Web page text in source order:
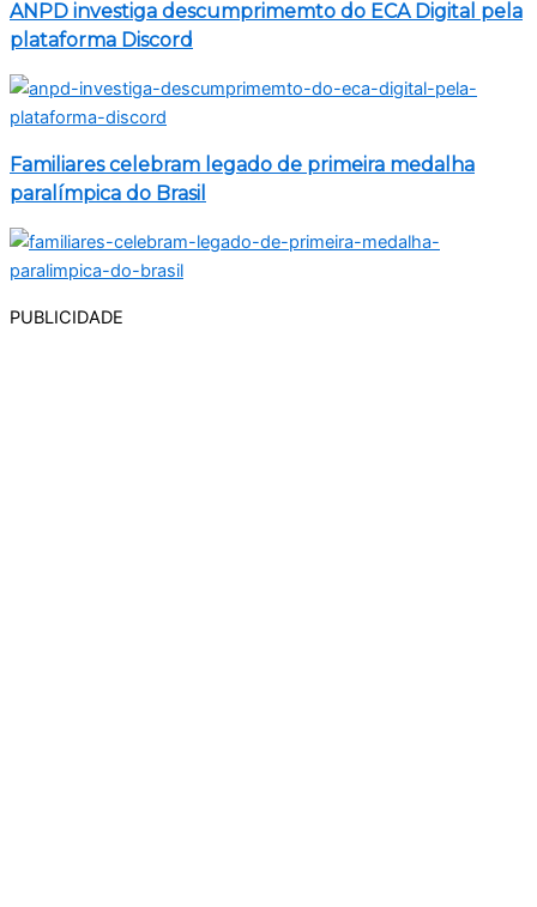
ANPD investiga descumprimemto do ECA Digital pela
plataforma Discord
Familiares celebram legado de primeira medalha
paralímpica do Brasil
PUBLICIDADE